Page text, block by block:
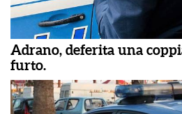
Adrano, deferita una
furto.